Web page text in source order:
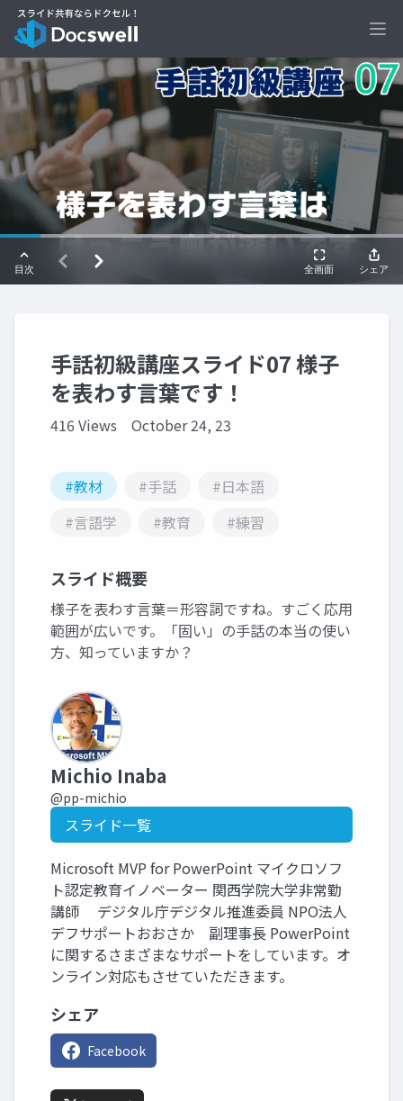
手話初級講座スライド07 様子
を表わす言葉です！
416 Views October 24, 23
#教材 #手話
#日本語
#言語学
#教育 #練習
スライド概要
様子を表わす言葉＝形容詞ですね。すごく応用
範囲が広いです。「固い」の手話の本当の使い
方、知っていますか？
Michio Inaba
@pp-michio
スライド一覧
Microsoft MVP for PowerPoint マイクロソフ
ト認定教育イノベーター 関西学院大学非常勤
講師 デジタル庁デジタル推進委員 NPO法人
デフサポートおおさか 副理事長 PowerPoint
に関するさまざまなサポートをしています。オ
ンライン対応もさせていただきます。
シェア
Facebook